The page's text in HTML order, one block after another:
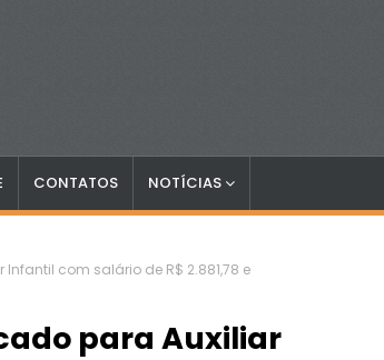
CONTATOS NOTÍCIAS
com salário de R$ 2.881,78 e
para Auxiliar